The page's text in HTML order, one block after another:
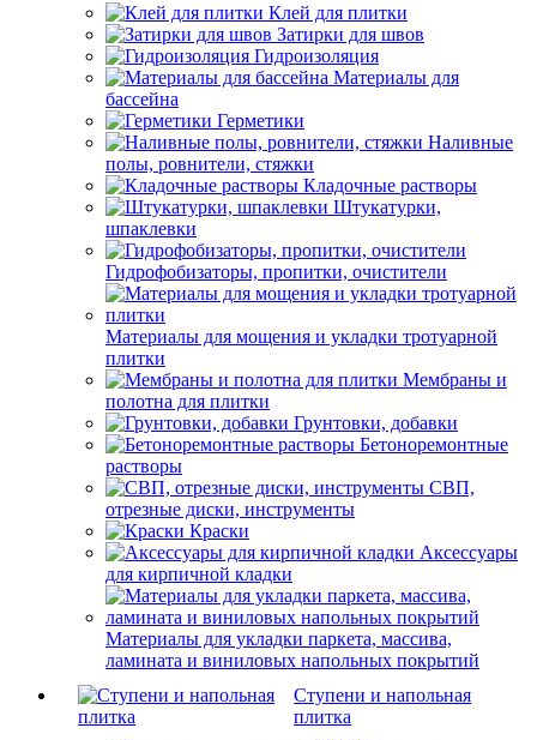
Клей для плитки
Затирки для швов
Гидроизоляция
Материалы для
бассейна
Герметики
Наливные
полы, ровнители, стяжки
Кладочные растворы
Штукатурки,
шпаклевки
Гидрофобизаторы, пропитки, очистители
Материалы для мощения и укладки тротуарной
плитки
Мембраны и
полотна для плитки
Грунтовки, добавки
Бетоноремонтные
растворы
СВП,
отрезные диски, инструменты
Краски
Аксессуары
для кирпичной кладки
Материалы для укладки паркета, массива,
ламината и виниловых напольных покрытий
Ступени и напольная
плитка